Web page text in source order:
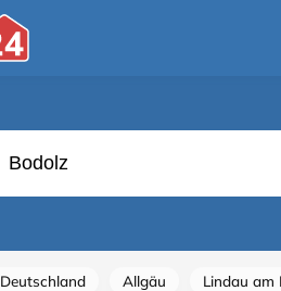
Deutschland Allgäu Lindau am